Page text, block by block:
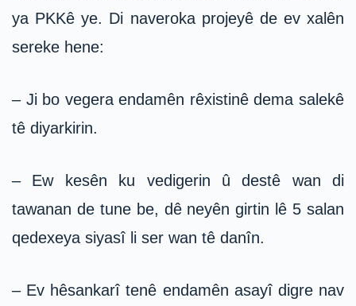
ya PKKê ye. Di naveroka projeyê de ev xalên
sereke hene:
– Ji bo vegera endamên rêxistinê dema salekê
tê diyarkirin.
– Ew kesên ku vedigerin û destê wan di
tawanan de tune be, dê neyên girtin lê 5 salan
qedexeya siyasî li ser wan tê danîn.
– Ev hêsankarî tenê endamên asayî digre nav